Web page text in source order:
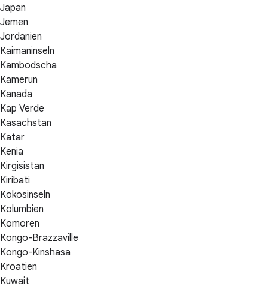
Japan
Jemen
Jordanien
Kaimaninseln
Kambodscha
Kamerun
Kanada
Kap Verde
Kasachstan
Katar
Kenia
Kirgisistan
Kiribati
Kokosinseln
Kolumbien
Komoren
Kongo-Brazzaville
Kongo-Kinshasa
Kroatien
Kuwait